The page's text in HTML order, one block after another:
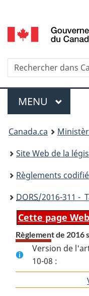
selection
Menu
MENU
You
are
here:
Canada.ca
Site Web de la
Règlements
DORS/2016-311 -
Cette page
Règlement de 2016
Version de
10-08 :